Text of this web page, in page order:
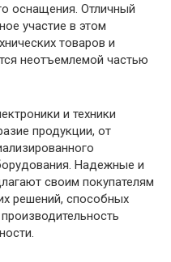
оснащения. Отличный
участие в этом
товаров и
неотъемлемой частью
и техники
продукции, от
Надежные и
своим покупателям
решений, способных